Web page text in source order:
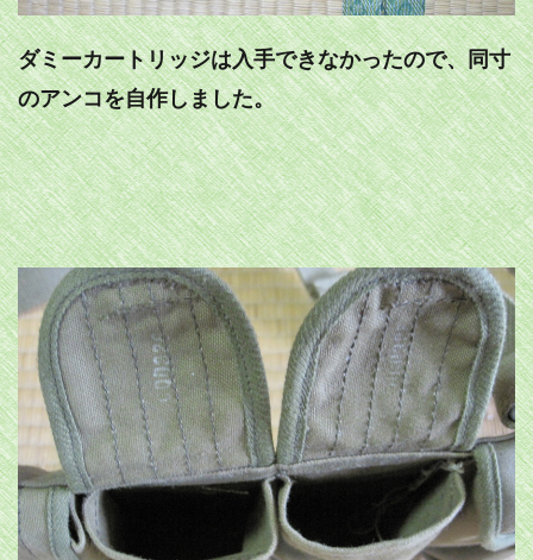
ダミーカートリッジは入手できなかったので、同寸
のアンコを自作しました。